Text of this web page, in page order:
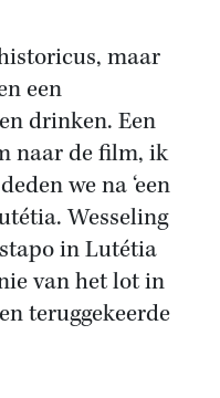
maar
een
drinken. Een
naar de film, ik
we na ‘een
Wesseling
in Lutétia
van het lot in
teruggekeerde